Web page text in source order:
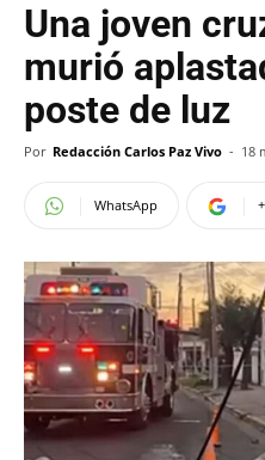
Una joven
murió
poste de luz
Por Redacción Carlos Paz Vivo - 18
WhatsApp